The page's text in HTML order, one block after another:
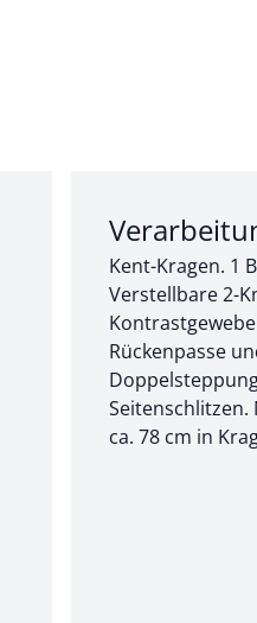
Abschnitt 2 von
Kent-Kragen. 1
Verstellbare 2-
Rückenpasse
Seitenschlitzen.
ca. 78 cm in